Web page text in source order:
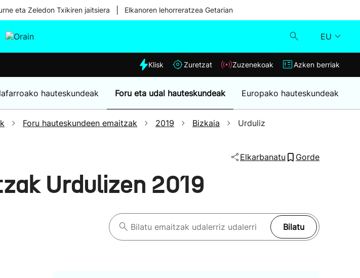
eta Zeledon Txikiren jaitsiera Elkanoren lehorreratzea Getarian
EU
Eguraldia
Klisk
Zuzenekoak
Azken berriak
Klisk Zuretzat Zuzenekoak Azken berriak
hauteskundeak Foru eta udal hauteskundeak Europako hauteskundeak
Foru hauteskundeen emaitzak 2019 Bizkaia Urduliz
Elkarbanatu Gorde
Urdulizen 2019
Bilatu